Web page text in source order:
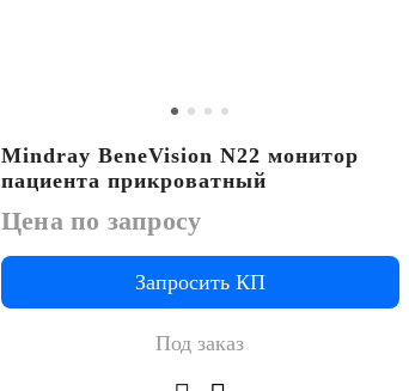
Mindray BeneVision N22 монитор
пациента прикроватный
Цена по запросу
Запросить КП
Под заказ